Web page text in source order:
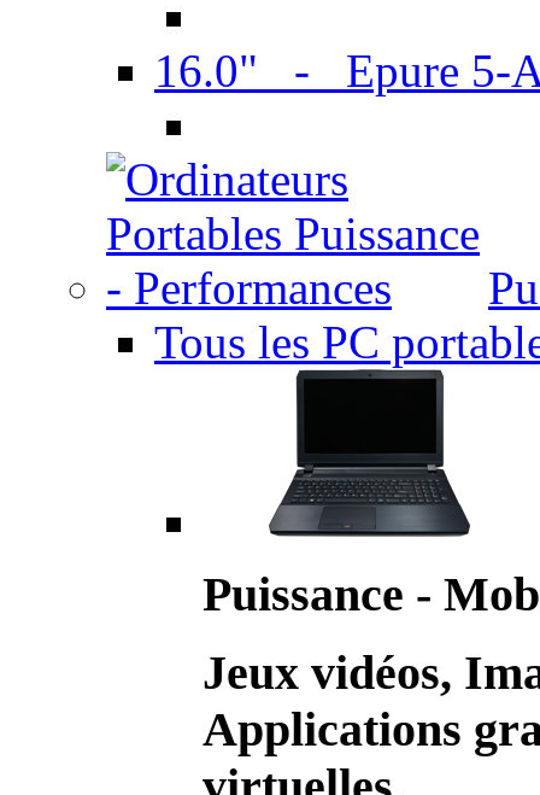
16.0" - Epure 5-
Tous les PC
Puissance -
Jeux vidéos,
Applications